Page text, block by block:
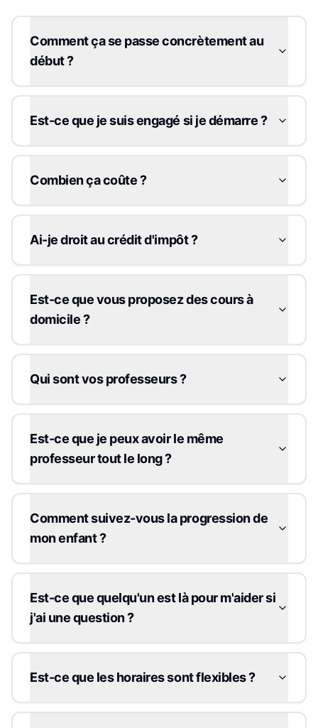
Comment ça se passe concrètement au
début ?
Est-ce que je suis engagé si je démarre ?
Combien ça coûte ?
Ai-je droit au crédit d'impôt ?
Est-ce que vous proposez des cours à
domicile ?
Qui sont vos professeurs ?
Est-ce que je peux avoir le même
professeur tout le long ?
Comment suivez-vous la progression de
mon enfant ?
Est-ce que quelqu'un est là pour m'aider si
j'ai une question ?
Est-ce que les horaires sont flexibles ?